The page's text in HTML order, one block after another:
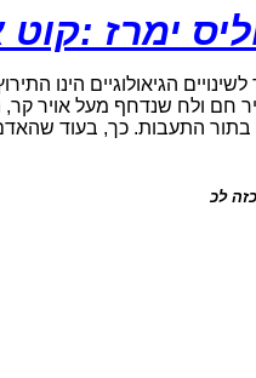
נמוכים
הגיאולוגיים הינו
חם ולח שנדחף מעל אויר
התעבות. כך, בעוד
ל: